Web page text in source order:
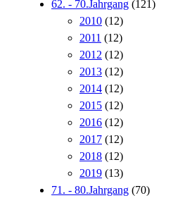
62. - 70.Jahrgang (121)
2010 (12)
2011 (12)
2012 (12)
2013 (12)
2014 (12)
2015 (12)
2016 (12)
2017 (12)
2018 (12)
2019 (13)
71. - 80.Jahrgang (70)